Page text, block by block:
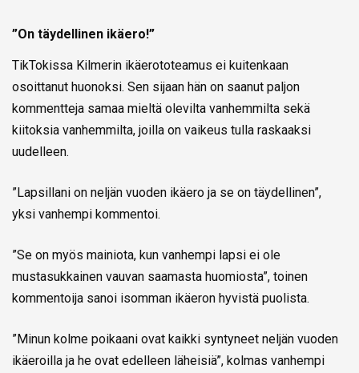
”On täydellinen ikäero!”
TikTokissa Kilmerin ikäerototeamus ei kuitenkaan
osoittanut huonoksi. Sen sijaan hän on saanut paljon
kommentteja samaa mieltä olevilta vanhemmilta sekä
kiitoksia vanhemmilta, joilla on vaikeus tulla raskaaksi
uudelleen.
”Lapsillani on neljän vuoden ikäero ja se on täydellinen”,
yksi vanhempi kommentoi.
”Se on myös mainiota, kun vanhempi lapsi ei ole
mustasukkainen vauvan saamasta huomiosta”, toinen
kommentoija sanoi isomman ikäeron hyvistä puolista.
”Minun kolme poikaani ovat kaikki syntyneet neljän vuoden
ikäeroilla ja he ovat edelleen läheisiä”, kolmas vanhempi